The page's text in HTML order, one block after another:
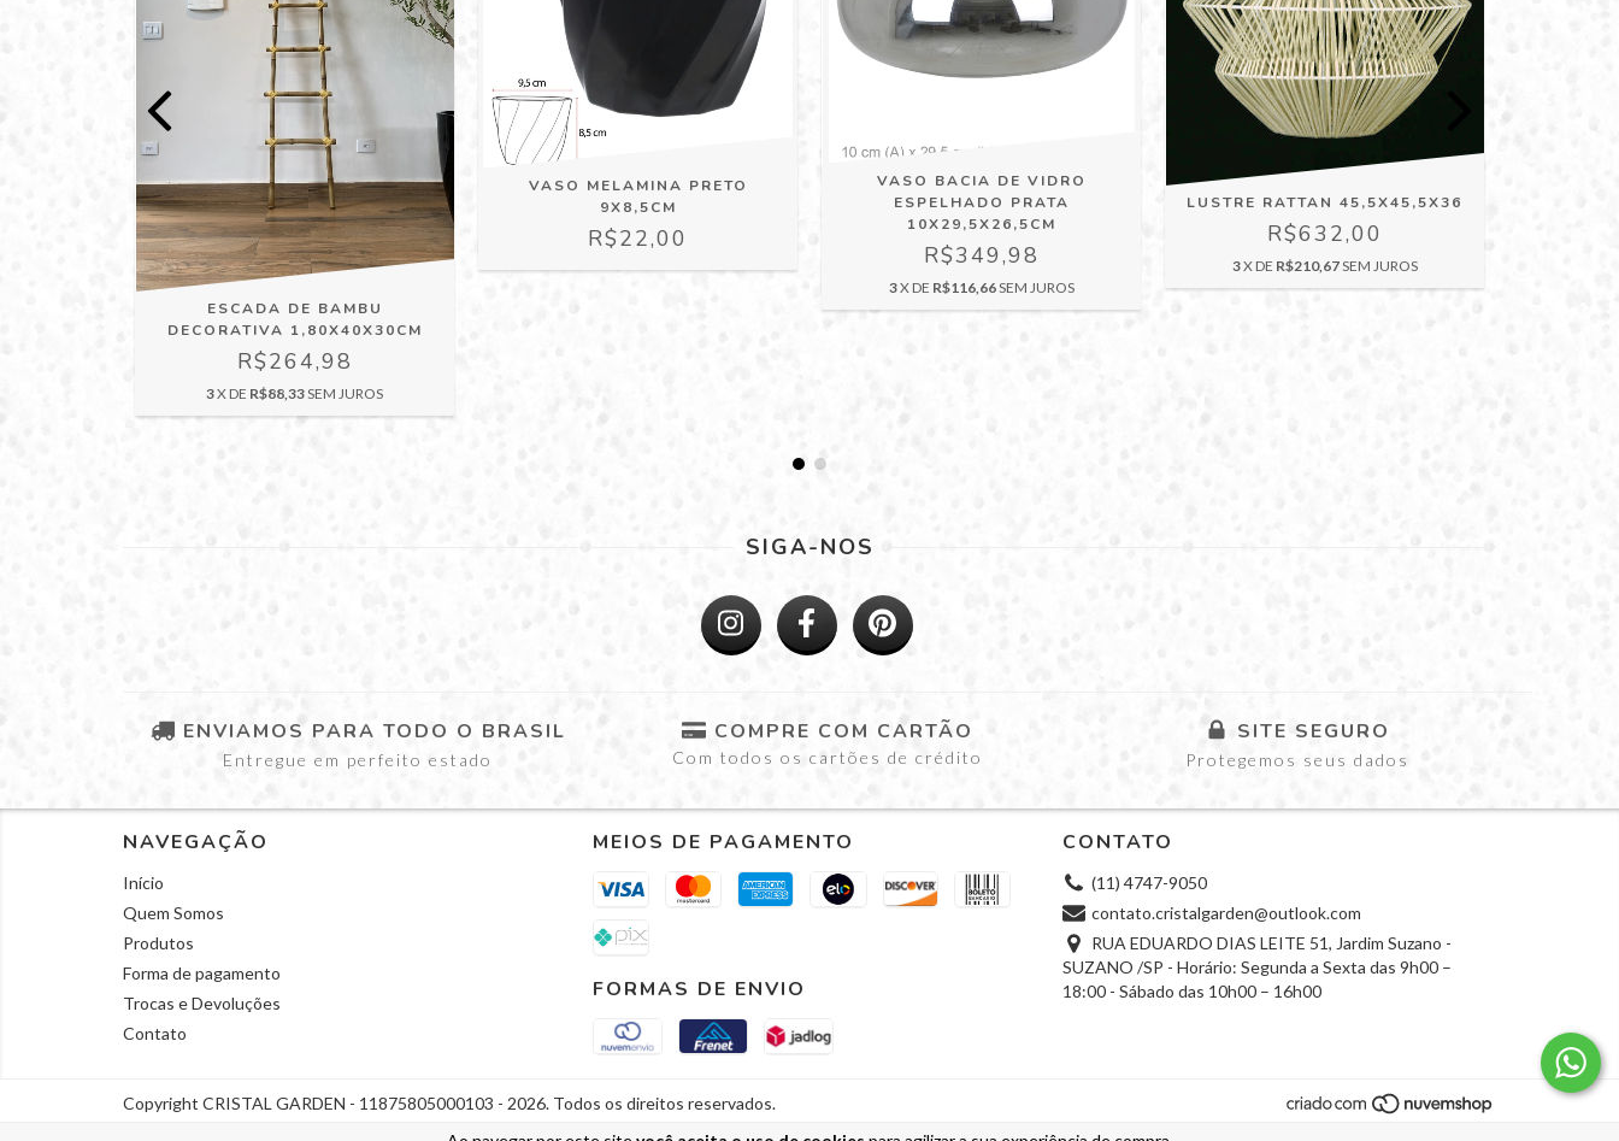
ESCADA DE BAMBU
DECORATIVA 1,80X40X30CM
R$264,98
3X DE R$88,33SEM JUROS
VASO MELAMINA PRETO
9X8,5CM
R$22,00
VASO BACIA DE VIDRO
ESPELHADO PRATA
10X29,5X26,5CM
R$349,98
3X DE R$116,66SEM JUROS
LUSTRE RATTAN 45,5X45,5X36
R$632,00
3X DE R$210,67SEM JUROS
SIGA-NOS
ENVIAMOS PARA TODO O BRASIL
Entregue em perfeito estado
COMPRE COM CARTÃO
Com todos os cartões de crédito
SITE SEGURO
Protegemos seus dados
NAVEGAÇÃO
Início
Quem Somos
Produtos
Forma de pagamento
Trocas e Devoluções
Contato
MEIOS DE PAGAMENTO
FORMAS DE ENVIO
CONTATO
(11) 4747-9050
contato.cristalgarden@outlook.com
RUA EDUARDO DIAS LEITE 51, Jardim Suzano -
SUZANO /SP - Horário: Segunda a Sexta das 9h00 –
18:00 - Sábado das 10h00 – 16h00
Copyright CRISTAL GARDEN - 11875805000103 - 2026. Todos os direitos reservados.